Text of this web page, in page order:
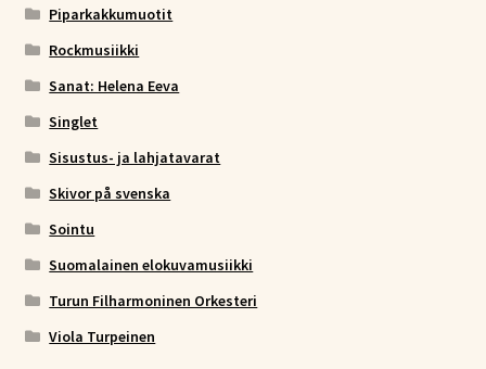
Piparkakkumuotit
Rockmusiikki
Sanat: Helena Eeva
Singlet
Sisustus- ja lahjatavarat
Skivor på svenska
Sointu
Suomalainen elokuvamusiikki
Turun Filharmoninen Orkesteri
Viola Turpeinen